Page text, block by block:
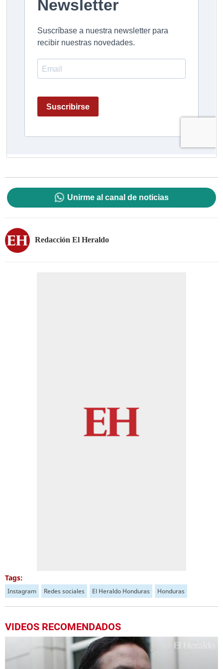
Unirme al canal de noticias
Redacción El Heraldo
Tags:
Instagram Redes sociales El Heraldo Honduras Honduras
VIDEOS RECOMENDADOS